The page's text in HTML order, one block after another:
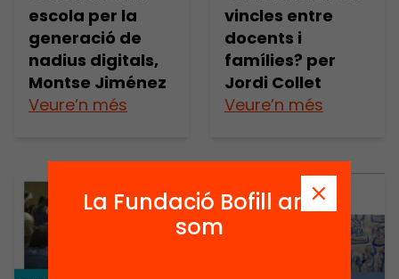
escola per la
generació de
nadius digitals,
Montse Jiménez
Veure’n més
vincles entre
docents i
famílies? per
Jordi Collet
Veure’n més
La Fundació Bofill ara
som